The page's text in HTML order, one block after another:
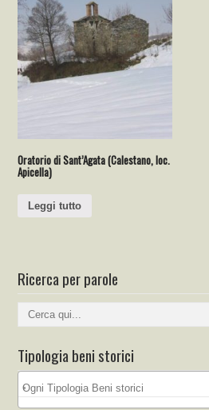
Oratorio di Sant’Agata (Calestano, loc.
Apicella)
Leggi tutto
Ricerca per parole
Tipologia beni storici